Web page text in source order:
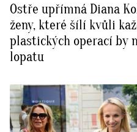
Ostře upřímná Diana
ženy, které šílí kvůli
plastických operací by
lopatu